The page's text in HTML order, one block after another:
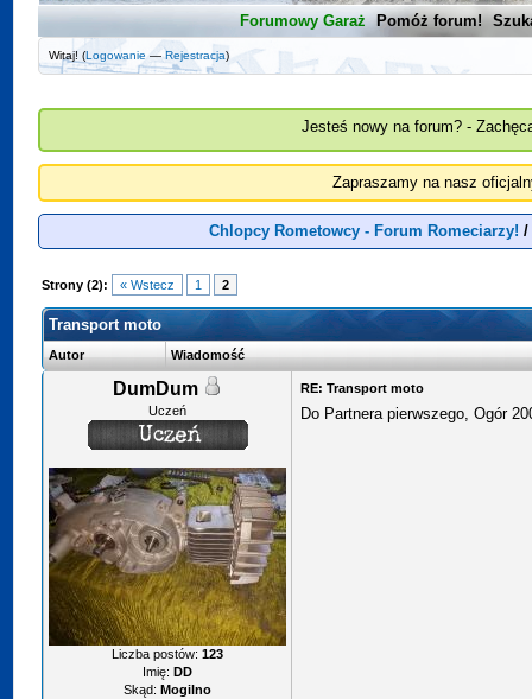
Forumowy Garaż Pomóż forum!
Witaj! (Logowanie —Rejestracja)
Jesteś nowy na forum? -
Zapraszamy na nasz
Chlopcy Rometowcy - Forum Romeciarzy!
Strony (2): « Wstecz 1 2
Transport moto
Autor Wiadomość
DumDum
Uczeń
Liczba postów:123
Imię: DD
Skąd: Mogilno
RE: Transport moto
Do Partnera pierwszego, Ogór